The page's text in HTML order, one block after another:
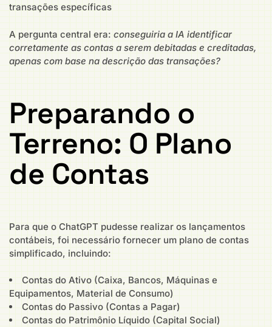
transações específicas
A pergunta central era: conseguiria a IA identificar
corretamente as contas a serem debitadas e creditadas,
apenas com base na descrição das transações?
Preparando o
Terreno: O Plano
de Contas
Para que o ChatGPT pudesse realizar os lançamentos
contábeis, foi necessário fornecer um plano de contas
simplificado, incluindo:
Contas do Ativo (Caixa, Bancos, Máquinas e
Equipamentos, Material de Consumo)
Contas do Passivo (Contas a Pagar)
Contas do Patrimônio Líquido (Capital Social)